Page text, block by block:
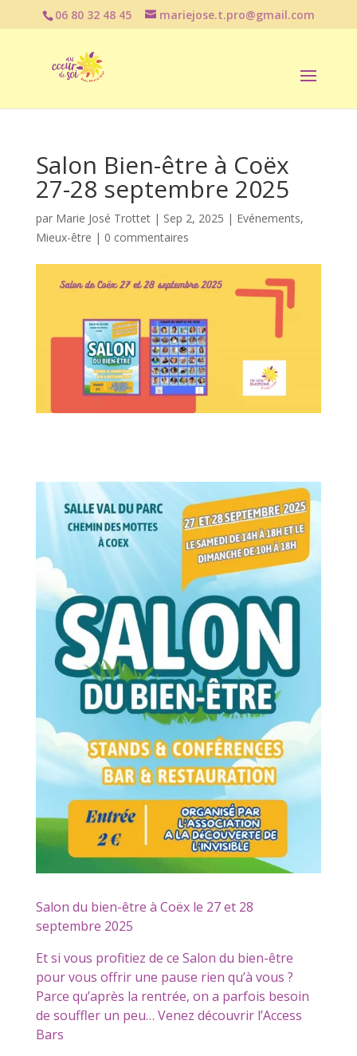
06 80 32 48 45 mariejose.t.pro@gmail.com
Salon Bien-être à Coëx
27-28 septembre 2025
par Marie José Trottet| Sep 2, 2025 | Evénements,
Mieux-être | 0 commentaires
Salon du bien-être à Coëx le 27 et 28
septembre 2025
Et si vous profitiez de ce Salon du bien-être
pour vous offrir une pause rien qu’à vous ?
Parce qu’après la rentrée, on a parfois besoin
de souffler un peu… Venez découvrir l’Access
Bars